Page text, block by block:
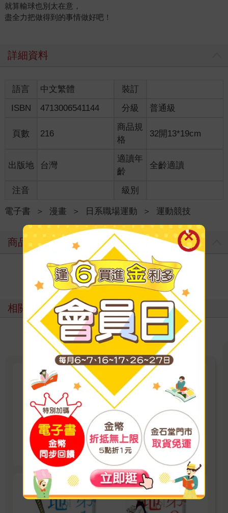
就算輸球也別太在意，
盡全力把做得到的事情做好吧！
詳細資料
語言 中文繁體
裝訂
ISBN
4713006541144 分級 普通級
頁數 216
商品規
格
32開13*19cm
出版地 台灣
適讀年
齡
全齡適讀
注音 級別
電子書 ＞ 漫畫 ＞ 日系職場運動 ＞ 運動競技
商品評價
寫評價
相關主題
地。—關於地球的運動—
打開之前沒想過會這麼好看，Netflix隱藏的動畫
神片原作✨《寄生獸》作者岩明均大讚：「從作
品感受到作者貨真價實的才能」。
看更多